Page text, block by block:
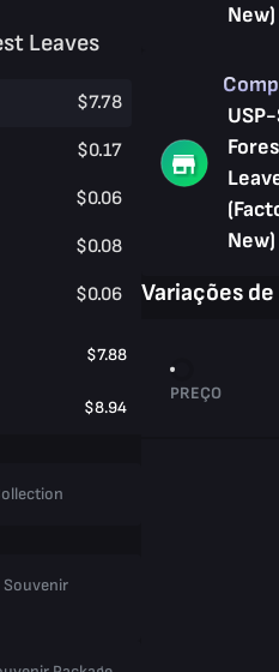
Leaves
$7.78
$0.17
$0.06
$0.08
$0.06
$7.88
$8.94
Souvenir
New)
USP-
New)
Variações
PREÇO